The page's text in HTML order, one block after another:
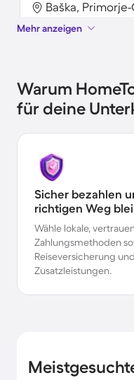
Baška,
Mehr anzeigen
Warum
für deine
Sicher bezahlen
richtigen Weg
Wähle lokale,
Zahlungsmethoden
Reiseversicherung
Zusatzleistungen.